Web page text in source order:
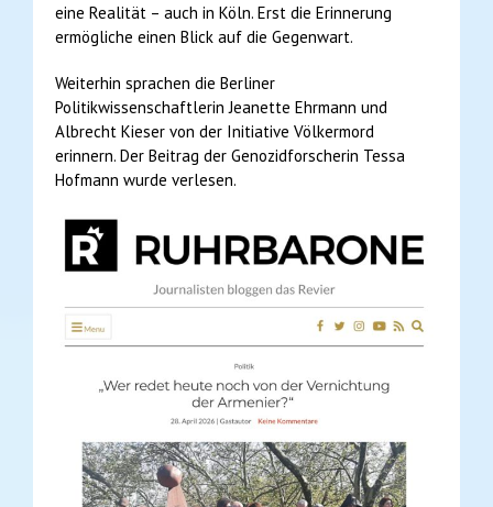
eine Realität – auch in Köln. Erst die Erinnerung
ermögliche einen Blick auf die Gegenwart.
Weiterhin sprachen die Berliner
Politikwissenschaftlerin Jeanette Ehrmann und
Albrecht Kieser von der Initiative Völkermord
erinnern. Der Beitrag der Genozidforscherin Tessa
Hofmann wurde verlesen.